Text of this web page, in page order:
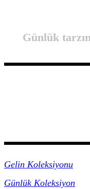
Günlük
Gelin Koleksiyonu
Günlük Koleksiyon